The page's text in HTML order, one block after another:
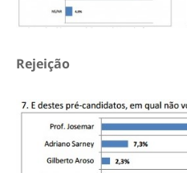
Rejeição